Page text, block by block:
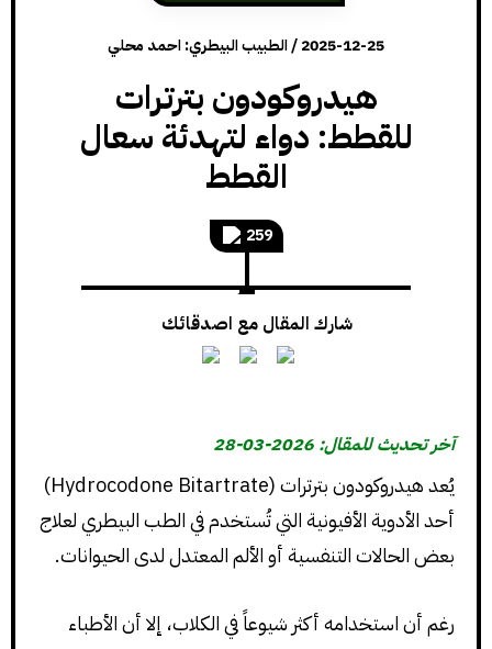
2025-12-25
/الطبيب البيطري: احمد محلي
هيدروكودون بترترات
للقطط: دواء لتهدئة سعال
القطط
259
شارك المقال مع اصدقائك
آخر تحديث للمقال: 2026-03-28
يُعد هيدروكودون بترترات (Hydrocodone Bitartrate)
أحد الأدوية الأفيونية التي تُستخدم في الطب البيطري لعلاج
بعض الحالات التنفسية أو الألم المعتدل لدى الحيوانات.
رغم أن استخدامه أكثر شيوعاً في الكلاب، إلا أن الأطباء